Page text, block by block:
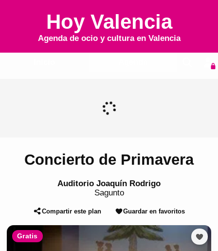
Hoy Valencia
Agenda de ocio y cultura en Valencia
Concierto de Primavera
Auditorio Joaquín Rodrigo
Sagunto
Compartir este plan Guardar en favoritos
Gratis